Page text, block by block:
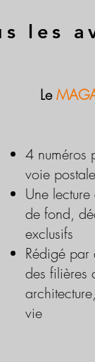
les
Le
4 numéros
voie postale
Une
de fond,
exclusifs
Rédigé par
des filières
vie